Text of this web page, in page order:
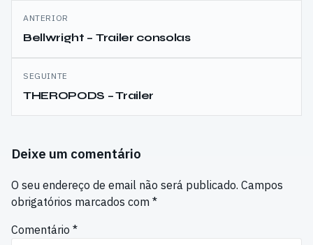
Navegação
de
artigos
ANTERIOR
Bellwright – Trailer consolas
SEGUINTE
THEROPODS – Trailer
Deixe um comentário
O seu endereço de email não será publicado. Campos
obrigatórios marcados com *
Comentário *